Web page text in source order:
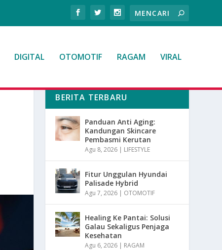
DIGITAL OTOMOTIF RAGAM VIRAL
BERITA TERBARU
Panduan Anti Aging:
Kandungan Skincare
Pembasmi Kerutan
Agu 8, 2026 | LIFESTYLE
Fitur Unggulan Hyundai
Palisade Hybrid
Agu 7, 2026 | OTOMOTIF
Healing Ke Pantai: Solusi
Galau Sekaligus Penjaga
Kesehatan
Agu 6, 2026 | RAGAM